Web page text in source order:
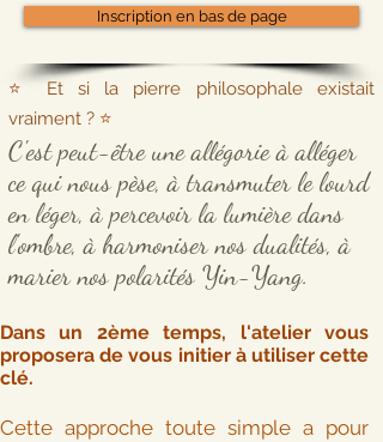
Inscription en bas de page
⭐️ Et si la pierre philosophale existait
vraiment ? ⭐️
C'est peut-être une allégorie à alléger
ce qui nous pèse, à transmuter le lourd
en léger, à percevoir la lumière dans
l'ombre, à harmoniser nos dualités, à
marier nos polarités Yin-Yang.
Dans un 2ème temps, l'atelier vous
proposera de vous initier à utiliser cette
clé.
Cette approche toute simple a pour